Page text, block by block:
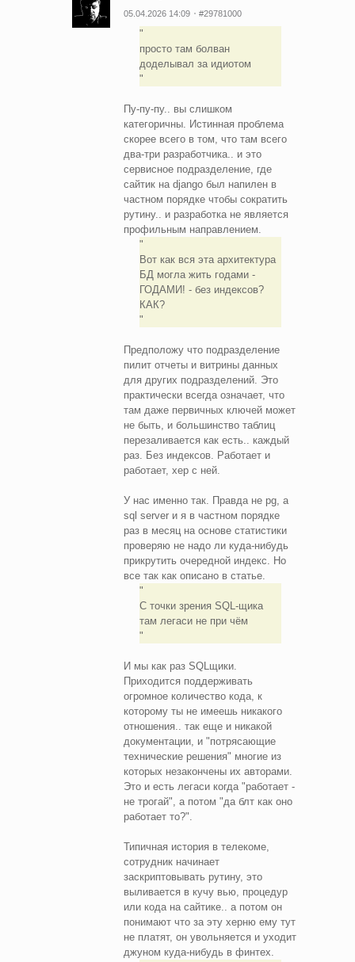
05.04.2026 14:09 #29781000
просто там болван
доделывал за идиотом
Пу-пу-пу.. вы слишком
категоричны. Истинная проблема
скорее всего в том, что там всего
два-три разработчика.. и это
сервисное подразделение, где
сайтик на django был напилен в
частном порядке чтобы сократить
рутину.. и разработка не является
профильным направлением.
Вот как вся эта архитектура
БД могла жить годами -
ГОДАМИ! - без индексов?
КАК?
Предположу что подразделение
пилит отчеты и витрины данных
для других подразделений. Это
практически всегда означает, что
там даже первичных ключей может
не быть, и большинство таблиц
перезаливается как есть.. каждый
раз. Без индексов. Работает и
работает, хер с ней.
У нас именно так. Правда не pg, а
sql server и я в частном порядке
раз в месяц на основе статистики
проверяю не надо ли куда-нибудь
прикрутить очередной индекс. Но
все так как описано в статье.
С точки зрения SQL-щика
там легаси не при чём
И мы как раз SQLщики.
Приходится поддерживать
огромное количество кода, к
которому ты не имеешь никакого
отношения.. так еще и никакой
документации, и "потрясающие
технические решения" многие из
которых незакончены их авторами.
Это и есть легаси когда "работает -
не трогай", а потом "да блт как оно
работает то?".
Типичная история в телекоме,
сотрудник начинает
заскриптовывать рутину, это
выливается в кучу вью, процедур
или кода на сайтике.. а потом он
понимают что за эту херню ему тут
не платят, он увольняется и уходит
джуном куда-нибудь в финтех.